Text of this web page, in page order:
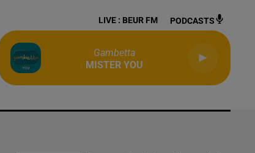
LIVE : BEUR FM PODCASTS
Gambetta
MISTER YOU